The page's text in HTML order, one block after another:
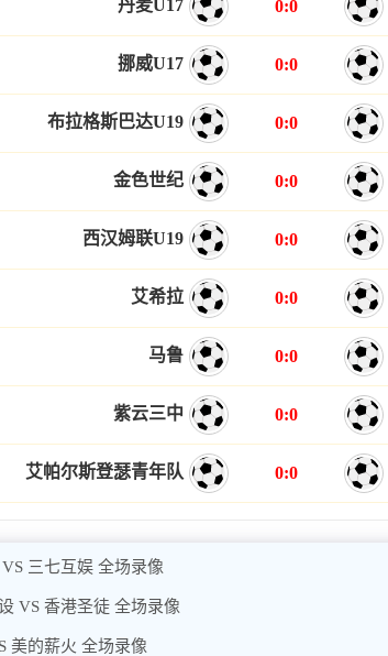
丹麦U17 0:0
挪威U17 0:0
布拉格斯巴达U19 0:0
金色世纪 0:0
西汉姆联U19 0:0
艾希拉 0:0
马鲁 0:0
紫云三中 0:0
艾帕尔斯登瑟青年队 0:0
三七互娱 全场录像
VS 香港圣徒 全场录像
美的薪火 全场录像